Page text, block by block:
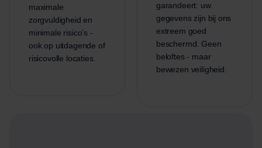
maximale
zorgvuldigheid en
minimale risico’s -
ook op uitdagende of
risicovolle locaties.
garandeert: uw
gegevens zijn bij ons
extreem goed
beschermd. Geen
beloftes - maar
bewezen veiligheid.